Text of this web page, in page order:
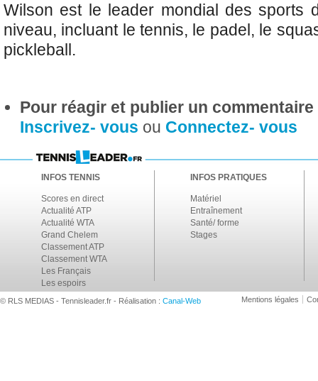
Wilson est le leader mondial des sports
niveau, incluant le tennis, le padel, le
pickleball.
Pour réagir et publier un
Inscrivez- vous ou Connectez- vous
INFOS TENNIS
Scores en direct
Actualité ATP
Actualité WTA
Grand Chelem
Classement ATP
Classement WTA
Les Français
Les espoirs
INFOS PRATIQUES
Matériel
Entraînement
Santé/ forme
Stages
© RLS MEDIAS - Tennisleader.fr - Réalisation : Canal-Web Mentions légales